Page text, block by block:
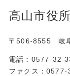
高山市役所
〒506-8555 岐
電話：0577-32-
ファクス：0577-